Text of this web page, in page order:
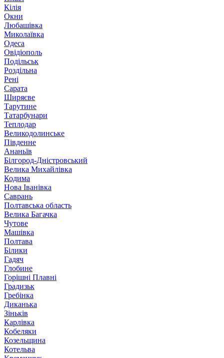
Кілія
Окни
Любашівка
Миколаївка
Одеса
Овідіополь
Подільськ
Роздільна
Рені
Сарата
Ширяєве
Тарутине
Татарбунари
Теплодар
Великодолинське
Південне
Ананьїв
Білгород-Дністровський
Велика Михайлівка
Кодима
Нова Іванівка
Саврань
Полтавська область
Велика Багачка
Чутове
Машівка
Полтава
Білики
Гадяч
Глобине
Горішні Плавні
Градизьк
Гребінка
Диканька
Зіньків
Карлівка
Кобеляки
Козельщина
Котельва